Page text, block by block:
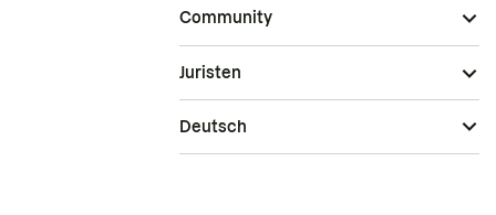
Community
Juristen
Deutsch